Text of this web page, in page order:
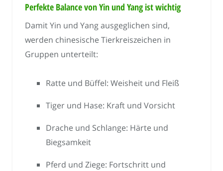
Perfekte Balance von Yin und Yang ist wichtig
Damit Yin und Yang ausgeglichen sind,
werden chinesische Tierkreiszeichen in
Gruppen unterteilt:
Ratte und Büffel: Weisheit und Fleiß
Tiger und Hase: Kraft und Vorsicht
Drache und Schlange: Härte und
Biegsamkeit
Pferd und Ziege: Fortschritt und